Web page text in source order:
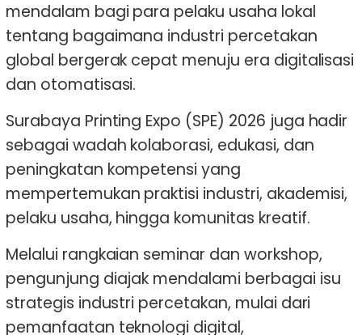
mendalam bagi para pelaku usaha lokal
tentang bagaimana industri percetakan
global bergerak cepat menuju era digitalisasi
dan otomatisasi.
Surabaya Printing Expo (SPE) 2026 juga hadir
sebagai wadah kolaborasi, edukasi, dan
peningkatan kompetensi yang
mempertemukan praktisi industri, akademisi,
pelaku usaha, hingga komunitas kreatif.
Melalui rangkaian seminar dan workshop,
pengunjung diajak mendalami berbagai isu
strategis industri percetakan, mulai dari
pemanfaatan teknologi digital,